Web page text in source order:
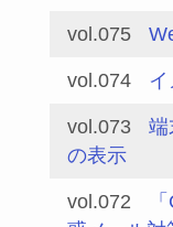
vol.075
vol.074
vol.073
端
の表示
vol.072